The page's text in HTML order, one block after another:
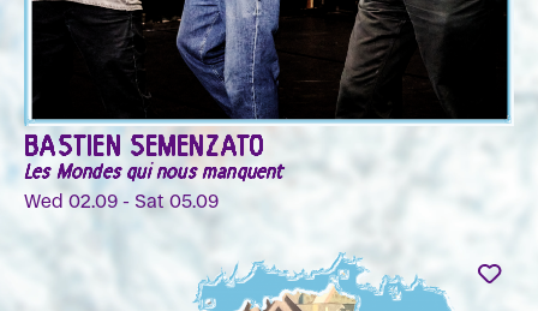
BASTIEN SEMENZATO
Les Mondes qui nous manquent
Wed 02.09 - Sat 05.09